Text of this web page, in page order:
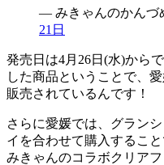
— みきゃんのかんづ
21日
発売日は4月26日(水)から
した商品ということで、
販売されているんです！
さらに愛媛では、グラン
イを合わせて購入するこ
みきゃんのコラボクリア